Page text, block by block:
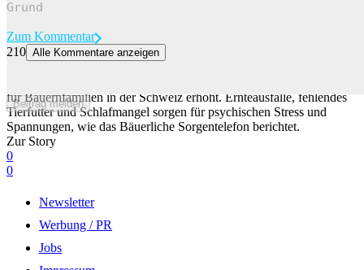
Beitrag melden
Zum Kommentar
210 Alle Kommentare anzeigen
für Bauernfamilien in der Schweiz erhöht. Ernteausfälle, fehlendes
Tierfutter und Schlafmangel sorgen für psychischen Stress und
Spannungen, wie das Bäuerliche Sorgentelefon berichtet.
Zur Story
0
0
Newsletter
Werbung / PR
Jobs